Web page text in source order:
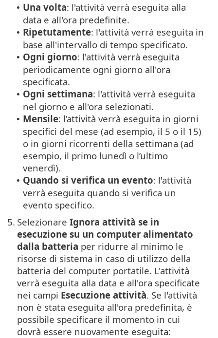
• Una volta: l'attività verrà eseguita alla
data e all'ora predefinite.
• Ripetutamente: l'attività verrà eseguita in
base all'intervallo di tempo specificato.
• Ogni giorno: l'attività verrà eseguita
periodicamente ogni giorno all'ora
specificata.
• Ogni settimana: l'attività verrà eseguita
nel giorno e all'ora selezionati.
• Mensile: l’attività verrà eseguita in giorni
specifici del mese (ad esempio, il 5 o il 15)
o in giorni ricorrenti della settimana (ad
esempio, il primo lunedì o l’ultimo
venerdì).
• Quando si verifica un evento: l'attività
verrà eseguita quando si verifica un
evento specifico.
5. Selezionare Ignora attività se in
esecuzione su un computer alimentato
dalla batteria per ridurre al minimo le
risorse di sistema in caso di utilizzo della
batteria del computer portatile. L'attività
verrà eseguita alla data e all'ora specificate
nei campi Esecuzione attività. Se l'attività
non è stata eseguita all'ora predefinita, è
possibile specificare il momento in cui
dovrà essere nuovamente eseguita: